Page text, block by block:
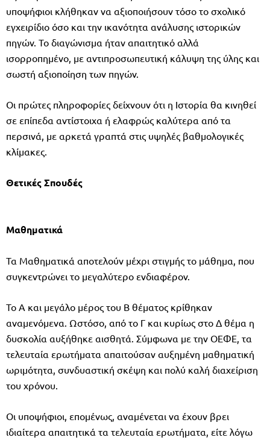
υποψήφιοι κλήθηκαν να αξιοποιήσουν τόσο το σχολικό
εγχειρίδιο όσο και την ικανότητα ανάλυσης ιστορικών
πηγών. Το διαγώνισμα ήταν απαιτητικό αλλά
ισορροπημένο, με αντιπροσωπευτική κάλυψη της ύλης και
σωστή αξιοποίηση των πηγών.
Οι πρώτες πληροφορίες δείχνουν ότι η Ιστορία θα κινηθεί
σε επίπεδα αντίστοιχα ή ελαφρώς καλύτερα από τα
περσινά, με αρκετά γραπτά στις υψηλές βαθμολογικές
κλίμακες.
Θετικές Σπουδές
Μαθηματικά
Τα Μαθηματικά αποτελούν μέχρι στιγμής το μάθημα, που
συγκεντρώνει το μεγαλύτερο ενδιαφέρον.
Το Α και μεγάλο μέρος του Β θέματος κρίθηκαν
αναμενόμενα. Ωστόσο, από το Γ και κυρίως στο Δ θέμα η
δυσκολία αυξήθηκε αισθητά. Σύμφωνα με την ΟΕΦΕ, τα
τελευταία ερωτήματα απαιτούσαν αυξημένη μαθηματική
ωριμότητα, συνδυαστική σκέψη και πολύ καλή διαχείριση
του χρόνου.
Οι υποψήφιοι, επομένως, αναμένεται να έχουν βρει
ιδιαίτερα απαιτητικά τα τελευταία ερωτήματα, είτε λόγω